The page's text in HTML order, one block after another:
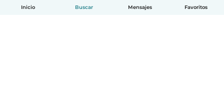
Inicio Buscar Mensajes Favoritos